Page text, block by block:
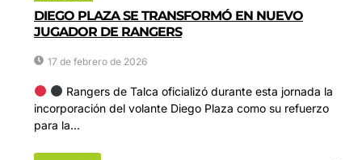
DIEGO PLAZA SE TRANSFORMÓ EN NUEVO
JUGADOR DE RANGERS
17 de febrero de 2026
Rangers de Talca oficializó durante esta jornada la
incorporación del volante Diego Plaza como su refuerzo
para la...